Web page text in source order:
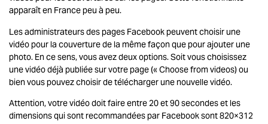
apparaît en France peu à peu.
Les administrateurs des pages Facebook peuvent choisir une
vidéo pour la couverture de la même façon que pour ajouter une
photo. En ce sens, vous avez deux options. Soit vous choisissez
une vidéo déjà publiée sur votre page (« Choose from videos) ou
bien vous pouvez choisir de télécharger une nouvelle vidéo.
Attention, votre vidéo doit faire entre 20 et 90 secondes et les
dimensions qui sont recommandées par Facebook sont 820×312